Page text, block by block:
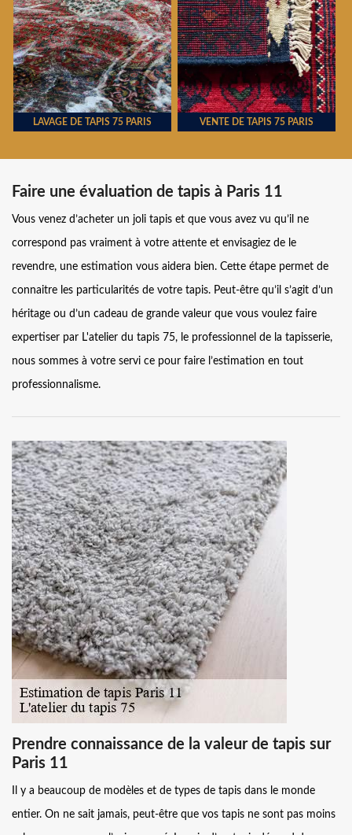
LAVAGE DE TAPIS 75 PARIS VENTE DE TAPIS 75 PARIS
Faire une évaluation de tapis à Paris 11
Vous venez d’acheter un joli tapis et que vous avez vu qu’il ne
correspond pas vraiment à votre attente et envisagiez de le
revendre, une estimation vous aidera bien. Cette étape permet de
connaitre les particularités de votre tapis. Peut-être qu’il s’agit d’un
héritage ou d’un cadeau de grande valeur que vous voulez faire
expertiser par L'atelier du tapis 75, le professionnel de la tapisserie,
nous sommes à votre servi ce pour faire l’estimation en tout
professionnalisme.
Prendre connaissance de la valeur de tapis sur
Paris 11
Il y a beaucoup de modèles et de types de tapis dans le monde
entier. On ne sait jamais, peut-être que vos tapis ne sont pas moins